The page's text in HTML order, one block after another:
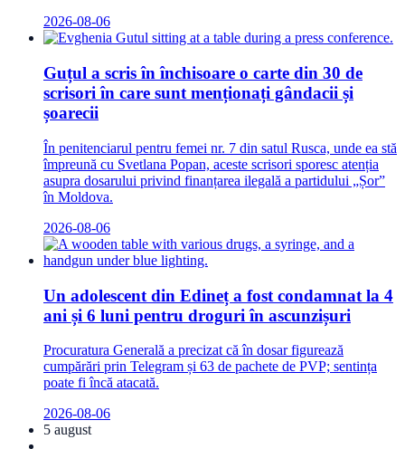
2026-08-06
Guțul a scris în închisoare o carte din 30 de
scrisori în care sunt menționați gândacii și
șoarecii
În penitenciarul pentru femei nr. 7 din satul Rusca, unde ea stă
împreună cu Svetlana Popan, aceste scrisori sporesc atenția
asupra dosarului privind finanțarea ilegală a partidului „Șor”
în Moldova.
2026-08-06
Un adolescent din Edineț a fost condamnat la 4
ani și 6 luni pentru droguri în ascunzișuri
Procuratura Generală a precizat că în dosar figurează
cumpărări prin Telegram și 63 de pachete de PVP; sentința
poate fi încă atacată.
2026-08-06
5 august